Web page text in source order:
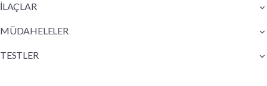
İLAÇLAR
MÜDAHELELER
TESTLER